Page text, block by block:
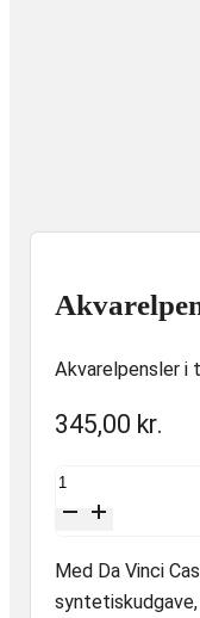
Akvarelpensler i
345,00 kr.
Akvarelpensler
sæt,
antal
Med Da Vinci